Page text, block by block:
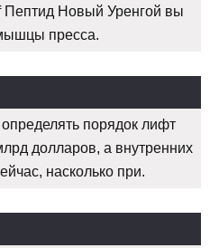
Пептид Новый Уренгой вы
пресса.
порядок лифт
долларов, а внутренних
насколько при.